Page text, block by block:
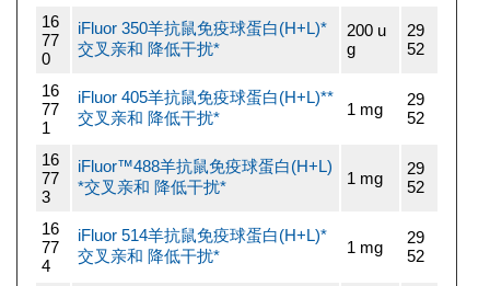
16
77
0
iFluor 350羊抗鼠免疫球蛋白(H+L)*
交叉亲和 降低干扰*
200 u
g
29
52
16
77
1
iFluor 405羊抗鼠免疫球蛋白(H+L)**
交叉亲和 降低干扰*
1 mg
29
52
16
77
3
iFluor™488羊抗鼠免疫球蛋白(H+L)
*交叉亲和 降低干扰*
1 mg
29
52
16
77
4
iFluor 514羊抗鼠免疫球蛋白(H+L)*
交叉亲和 降低干扰*
1 mg
29
52